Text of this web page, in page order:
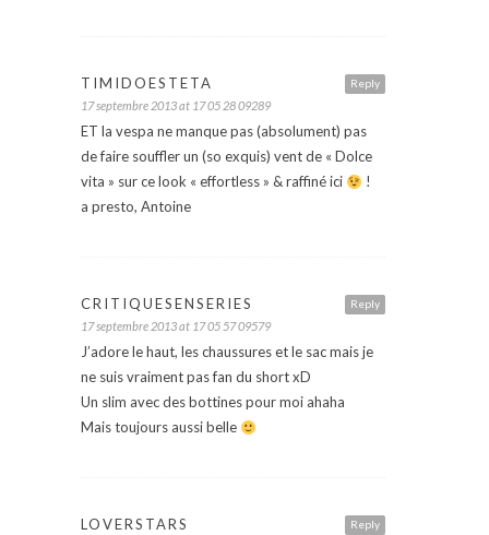
Reply
TIMIDOESTETA
17 septembre 2013 at 17 05 28 09289
ET la vespa ne manque pas (absolument) pas
de faire souffler un (so exquis) vent de « Dolce
vita » sur ce look « effortless » & raffiné ici
!
a presto, Antoine
Reply
CRITIQUESENSERIES
17 septembre 2013 at 17 05 57 09579
J’adore le haut, les chaussures et le sac mais je
ne suis vraiment pas fan du short xD
Un slim avec des bottines pour moi ahaha
Mais toujours aussi belle
Reply
LOVERSTARS